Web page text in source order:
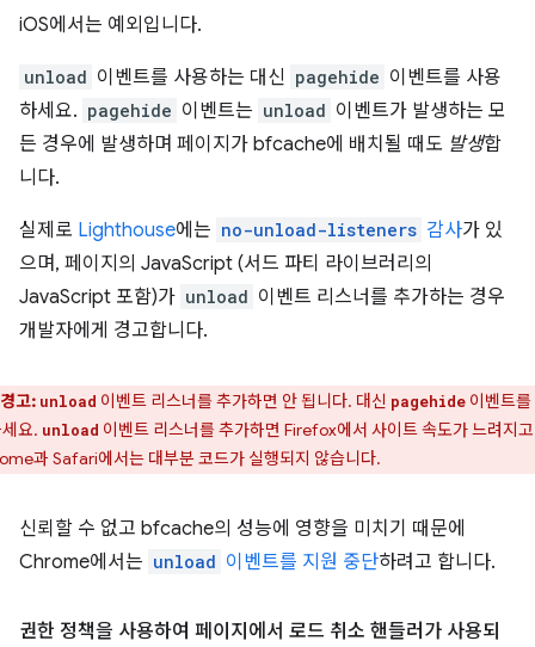
iOS에서는 예외입니다.
unload 이벤트를 사용하는 대신 pagehide 이벤트를 사용
하세요. pagehide 이벤트는 unload 이벤트가 발생하는 모
든 경우에 발생하며 페이지가 bfcache에 배치될 때도 발생합
니다.
실제로 Lighthouse에는 no-unload-listeners 감사가 있
으며, 페이지의 JavaScript (서드 파티 라이브러리의
JavaScript 포함)가 unload 이벤트 리스너를 추가하는 경우
개발자에게 경고합니다.
경고: unload 이벤트 리스너를 추가하면 안 됩니다. 대신 pagehide 이벤트를
요. unload 이벤트 리스너를 추가하면 Firefox에서 사이트 속도가 느려지고
과 Safari에서는 대부분 코드가 실행되지 않습니다.
신뢰할 수 없고 bfcache의 성능에 영향을 미치기 때문에
Chrome에서는 unload 이벤트를 지원 중단하려고 합니다.
권한 정책을 사용하여 페이지에서 로드 취소 핸들러가 사용되